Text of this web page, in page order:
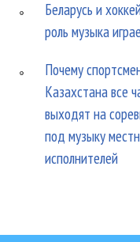
Беларусь и
роль музыка
Почему
Казахстана все
выходят на
под музыку
исполнителей